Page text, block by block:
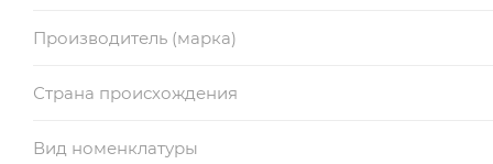
Производитель (марка)
Страна происхождения
Вид номенклатуры